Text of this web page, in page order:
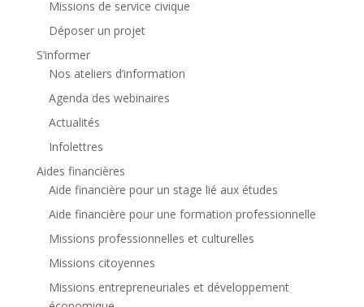
Missions de service civique
Déposer un projet
S’informer
Nos ateliers d’information
Agenda des webinaires
Actualités
Infolettres
Aides financières
Aide financière pour un stage lié aux études
Aide financière pour une formation professionnelle
Missions professionnelles et culturelles
Missions citoyennes
Missions entrepreneuriales et développement